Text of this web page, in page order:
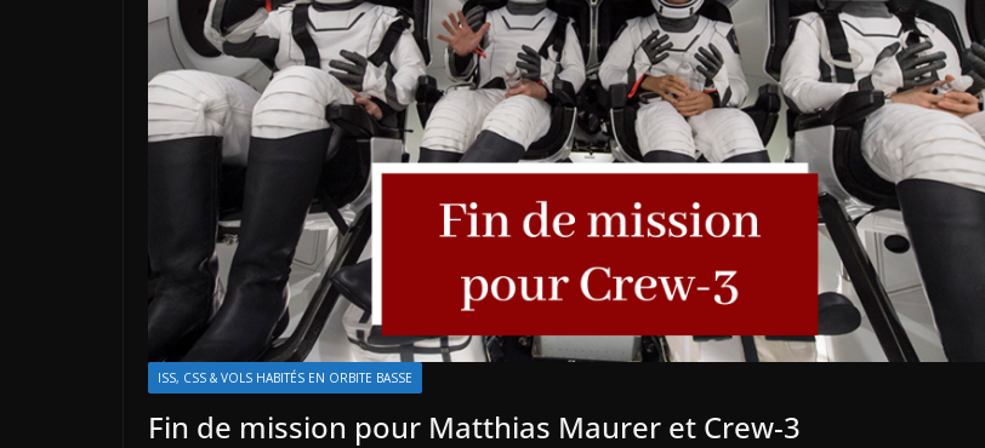
ISS, CSS & VOLS HABITÉS EN ORBITE BASSE
Fin de mission pour Matthias Maurer et Crew-3